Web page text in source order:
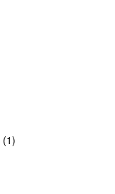
(1)